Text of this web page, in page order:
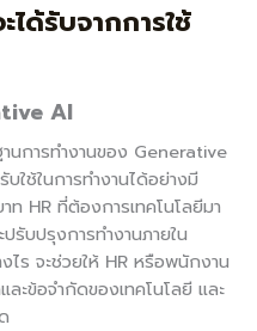
ได้รับจากการใช้
AI
นการทำงานของ Generative
ใช้ในการทำงานได้อย่างมี
ท HR ที่ต้องการเทคโนโลยีมา
รับปรุงการทำงานภายใน
ไร จะช่วยให้ HR หรือพนักงาน
ะข้อจำกัดของเทคโนโลยี และ